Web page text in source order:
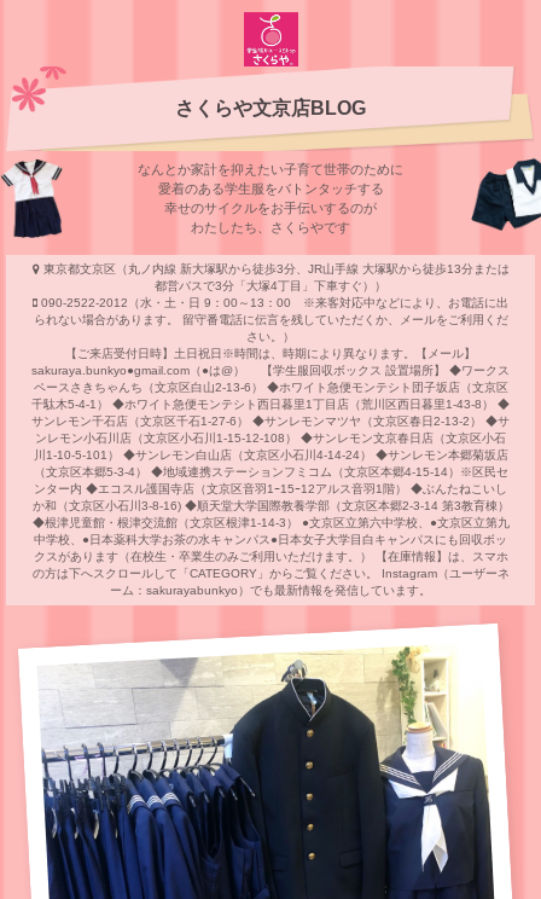
さくらや文京店BLOG
なんとか家計を抑えたい子育て世帯のために
愛着のある学⽣服をバトンタッチする
幸せのサイクルをお⼿伝いするのが
わたしたち、さくらやです
東京都文京区（丸ノ内線 新大塚駅から徒歩3分、JR山手線 大塚駅から徒歩13分または
都営バスで3分「大塚4丁目」下車すぐ））
090-2522-2012（水・土・日 9：00～13：00 ※来客対応中などにより、お電話に出
られない場合があります。 留守番電話に伝言を残していただくか、メールをご利用くだ
さい。）
【ご来店受付日時】土日祝日※時間は、時期により異なります。【メール】
sakuraya.bunkyo●gmail.com（●は@） 【学生服回収ボックス 設置場所】 ◆ワークス
ペースさきちゃんち（文京区白山2-13-6） ◆ホワイト急便モンテシト団子坂店（文京区
千駄木5-4-1） ◆ホワイト急便モンテシト西日暮里1丁目店（荒川区西日暮里1-43-8） ◆
サンレモン千石店（文京区千石1-27-6） ◆サンレモンマツヤ（文京区春日2-13-2） ◆サ
ンレモン小石川店（文京区小石川1-15-12-108） ◆サンレモン文京春日店（文京区小石
川1-10-5-101） ◆サンレモン白山店（文京区小石川4-14-24） ◆サンレモン本郷菊坂店
（文京区本郷5-3-4） ◆地域連携ステーションフミコム（文京区本郷4-15-14）※区民セ
ンター内 ◆エコスル護国寺店（文京区音羽1ｰ15ｰ12アルス音羽1階） ◆ぶんたねこいし
か和（文京区小石川3-8-16) ◆順天堂大学国際教養学部（文京区本郷2-3-14 第3教育棟）
◆根津児童館・根津交流館（文京区根津1-14-3） ●文京区立第六中学校、●文京区立第九
中学校、●日本薬科大学お茶の水キャンパス●日本女子大学目白キャンパスにも回収ボッ
クスがあります（在校生・卒業生のみご利用いただけます。） 【在庫情報】は、スマホ
の方は下へスクロールして「CATEGORY」からご覧ください。 Instagram（ユーザーネ
ーム：sakurayabunkyo）でも最新情報を発信しています。